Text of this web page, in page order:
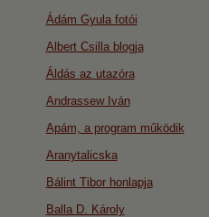
Ádám Gyula fotói
Albert Csilla blogja
Áldás az utazóra
Andrassew Iván
Apám, a program működik
Aranytalicska
Bálint Tibor honlapja
Balla D. Károly